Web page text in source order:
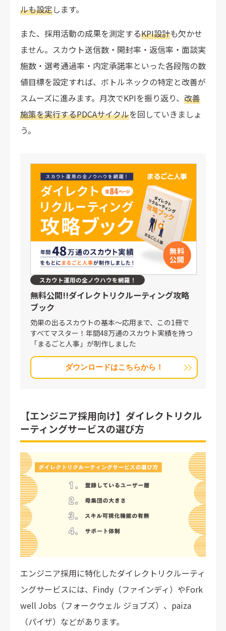
ルも設定します。
また、採用活動の成果を測定するKPI設計も欠かせ
ません。スカウト送信数・開封率・返信率・面談実
施数・選考通過率・内定承諾率といった各段階の数
値目標を設定すれば、ボトルネックの特定と改善が
スムーズに進みます。月次でKPIを振り返り、 改善
施策を実行するPDCAサイクルを回していきましょ
う。
スカウト運用の全ノウハウを網羅！
無料公開!!ダイレクトリクルーティング攻略
ブック
効果の出るスカウトの基本〜応用まで、この1冊で
すべてマスター！年間48万通のスカウト実績を持つ
「まるごと人事」が制作しました
ダウンロードはこちらから！
【エンジニア採用向け】ダイレクトリクル
ーティングサービスの選び方
エンジニア採用に特化したダイレクトリクルーティ
ングサービスには、Findy（ファインディ）やFork
well Jobs（フォークウェル ジョブズ）、paiza
（パイザ）などがあります。